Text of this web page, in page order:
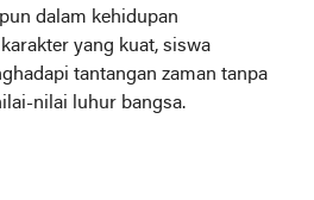
dalam kehidupan
yang kuat, siswa
tantangan zaman tanpa
nilai luhur bangsa.